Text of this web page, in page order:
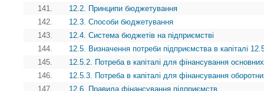
141.
12.2. Принципи бюджетування
142.
12.3. Способи бюджетування
143.
12.4. Система бюджетів на підприємстві
144.
12.5. Визначення потреби підприємства в капіталі
145.
12.5.2. Потреба в капіталі для фінансування основних
146.
12.5.3. Потреба в капіталі для фінансування
147.
12.6. Правила фінансування підприємств